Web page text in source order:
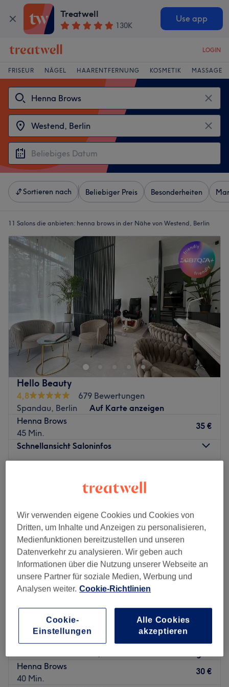
Treatwell
130K
Use app
LOGIN
FRISEUR NÄGEL HAARENTFERNUNG KOSMETIK MASSAGE
Sortieren nach Beliebiger Preis Besonderheiten
11 Salons die anbieten: henna brows in der Nähe von Westend, Berlin
Hello Beauty
4,8
679 Bewertungen
Spandau, Berlin
Auf Karte anzeigen
Henna Brows
45 Min.
35 €
Schnellansicht Saloninfos
Donnerstag
10:00– 19:00
Freitag
10:00–19:00
Samstag
10:00–16:00
Sonntag
Geschlossen
In Berlin, Wilhelmstadt, findest du den Salon Hello
Beauty, der dir eine große Auswahl an fabelhaften
zu Wimpernverlängerungen, bietet. Hier bleibt garantiert
kein Wunsch offen.
Nächste öffentliche Verkehrsmittel:
Der Salon befindet sich nur wenige Meter von der
Bushaltestelle Betckestraße Berlin entfernt.
Das Team:
92 Beauty Bar Nails
4,6
656 Bewertungen
Henna Brows
40 Min.
30 €
Wir verwenden eigene Cookies und Cookies von
Dritten, um Inhalte und Anzeigen zu personalisieren,
Medienfunktionen bereitzustellen und unseren
Datenverkehr zu analysieren. Wir geben auch
Informationen über die Nutzung unserer Webseite an
unsere Partner für soziale Medien, Werbung und
Analysen weiter. Cookie-Richtlinien
Cookie-
Einstellungen
Alle Cookies
akzeptieren